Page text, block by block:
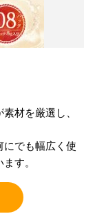
材を厳選し、
にでも幅広く使
す。